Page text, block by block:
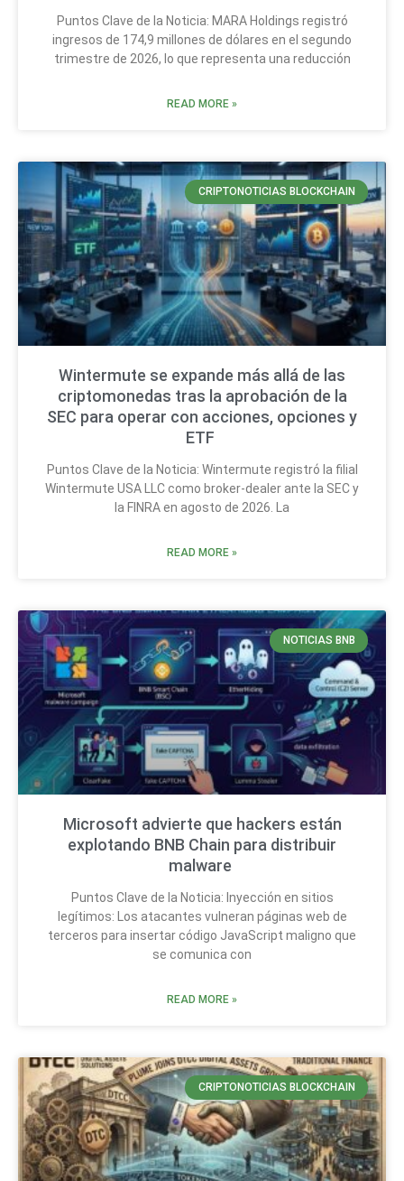
Puntos Clave de la Noticia: MARA Holdings registró
ingresos de 174,9 millones de dólares en el segundo
trimestre de 2026, lo que representa una reducción
READ MORE »
CRIPTONOTICIAS BLOCKCHAIN
Wintermute se expande más allá de las
criptomonedas tras la aprobación de la
SEC para operar con acciones, opciones y
ETF
Puntos Clave de la Noticia: Wintermute registró la filial
Wintermute USA LLC como broker-dealer ante la SEC y
la FINRA en agosto de 2026. La
READ MORE »
NOTICIAS BNB
Microsoft advierte que hackers están
explotando BNB Chain para distribuir
malware
Puntos Clave de la Noticia: Inyección en sitios
legítimos: Los atacantes vulneran páginas web de
terceros para insertar código JavaScript maligno que
se comunica con
READ MORE »
CRIPTONOTICIAS BLOCKCHAIN